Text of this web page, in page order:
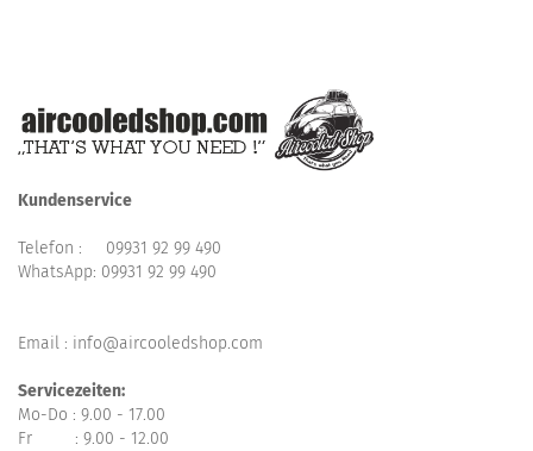
Kundenservice
Telefon : 09931 92 99 490
WhatsApp: 09931 92 99 490
Email : info@aircooledshop.com
Servicezeiten:
Mo-Do : 9.00 - 17.00
Fr : 9.00 - 12.00